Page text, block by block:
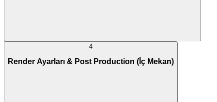
4
Render Ayarları & Post Production (İç Mekan)